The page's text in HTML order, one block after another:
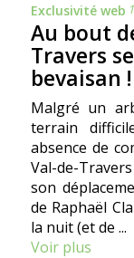
Exclusivité web
Au bout
Travers
bevaisan !
Malgré un
terrain
absence de
Val-de-
son
de Raphaël
la nuit (et de ...
Voir plus